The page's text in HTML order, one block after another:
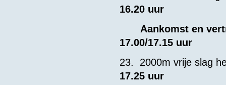
16.20 uur
17.00/17.15 uur
23. 2000m vrije
17.25 uur